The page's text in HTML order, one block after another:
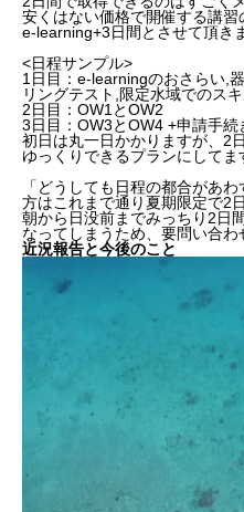
安くはない価格で開催する講習
e-learning+3日間とさせて頂き
<日程サンプル>
1日目：e-learningのおさらい,
リングテスト,限定水域でのス
2日目：OW1とOW2
3日目：OW3とOW4 +申請手続
初日は丸一日かかりますが、2
ゆっくりできるプランにしてま
「どうしても日程の都合があ
方はこれまで通り夏期限定で2
朝から日没前までみっちり2日
なってしまうため、要問い合
近況報告と今後のこと